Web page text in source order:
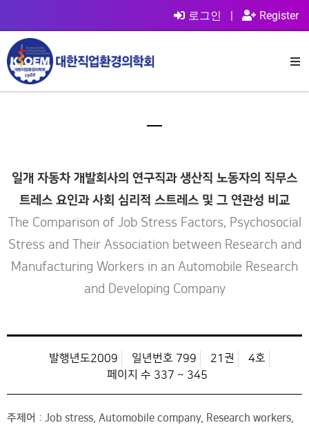
로그인 | Register
일개 자동차 개발회사의 연구직과 생산직 노동자의 직무스
트레스 요인과 사회 심리적 스트레스 및 그 연관성 비교
The Comparison of Job Stress Factors, Psychosocial
Stress and Their Association between Research and
Manufacturing Workers in an Automobile Research
and Developing Company
발행년도2009 일년번호 799 21권
4호
페이지 수 337 ~ 345
주제어 : Job stress, Automobile company, Research workers,